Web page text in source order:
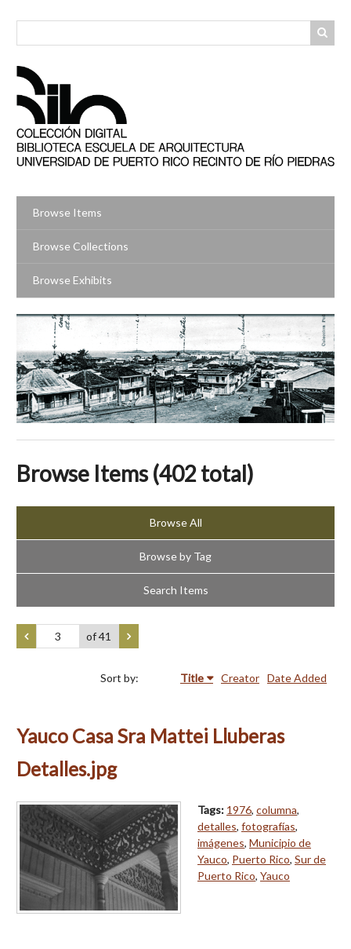
Browse Items
Browse Collections
Browse Exhibits
Browse Items (402 total)
Browse All
Browse by Tag
Search Items
of 41
Sort by: Title Creator Date Added
Yauco Casa Sra Mattei Lluberas
Detalles.jpg
Tags: 1976, columna,
detalles, fotografías,
imágenes, Municipio de
Yauco, Puerto Rico, Sur de
Puerto Rico, Yauco